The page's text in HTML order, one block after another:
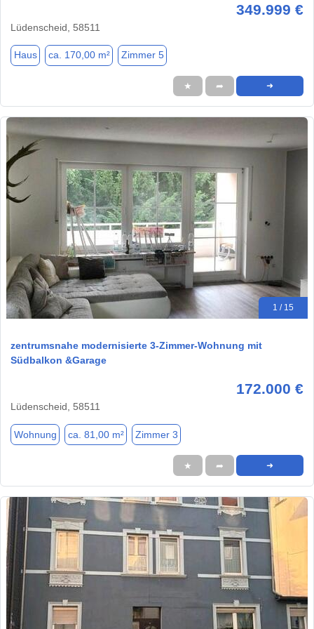
349.999 €
Lüdenscheid, 58511
Haus ca. 170,00 m² Zimmer 5
★ ➦ ➜
1 / 15
zentrumsnahe modernisierte 3-Zimmer-Wohnung mit
Südbalkon &Garage
172.000 €
Lüdenscheid, 58511
Wohnung ca. 81,00 m² Zimmer 3
★ ➦ ➜